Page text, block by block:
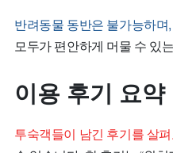
반려동물 동반은 불가능하
모두가 편안하게 머물 수 있
이용 후기 요약
투숙객들이 남긴 후기를 살